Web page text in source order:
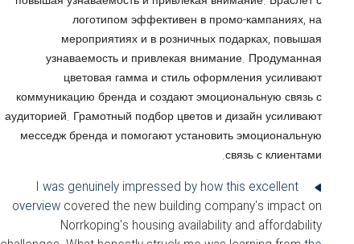
логотипом эффективен в промо-кампаниях, на
мероприятиях и в розничных подарках, повышая
узнаваемость и привлекая внимание. Продуманная
цветовая гамма и стиль оформления усиливают
коммуникацию бренда и создают эмоциональную связь с
аудиторией. Грамотный подбор цветов и дизайн усиливают
месседж бренда и помогают установить эмоциональную
связь с клиентами.
I was genuinely impressed by howthis excellent
overview covered the new building company's impact on
Norrkoping's housing availability and affordability